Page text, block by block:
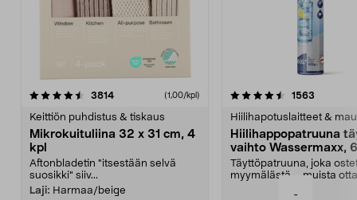
-
3814arvostelut (1,00/kpl)
Keittiön puhdistus & tiskaus
Mikrokuituliina 32 x 31 cm, 4
kpl
Aftonbladetin "itsestään selvä
suosikki" siiv...
Laji: Harmaa/beige
4.5viidestä
1563
Hiilihapotuslaitteet &
Hiilihappopatruuna
vaihto Wassermaxx,
Täyttöpatruuna, joka
myymälästä – muista
4.5viidestä